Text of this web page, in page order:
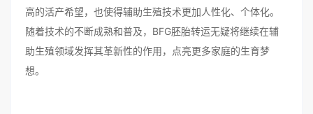
高的活产希望，也使得辅助生殖技术更加人性化、个体化。
随着技术的不断成熟和普及，BFG胚胎转运无疑将继续在辅
助生殖领域发挥其革新性的作用，点亮更多家庭的生育梦
想。